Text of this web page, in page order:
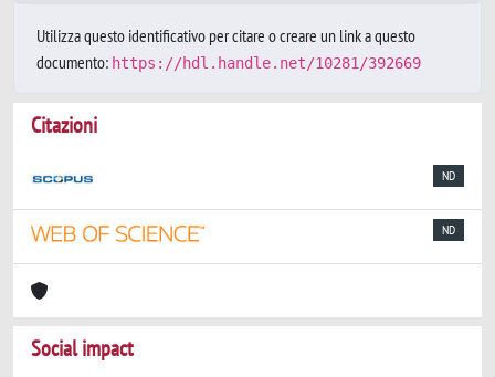
Utilizza questo identificativo per citare o creare un link a questo
documento: https://hdl.handle.net/10281/392669
Citazioni
ND
ND
Social impact